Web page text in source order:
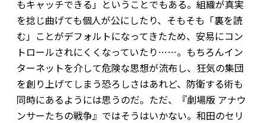
もキャッチできる」ということでもある。組織が真実
を捻じ曲げても個人が公にしたり、そもそも「裏を読
む」ことがデフォルトになってきたため、安易にコン
トロールされにくくなっていたり……。もちろんイン
ターネットを介して危険な思想が流布し、狂気の集団
を創り上げてしまう恐ろしさはあれど、防衛する術も
同時にあるようには思うのだ。ただ、『劇場版 アナウ
ンサーたちの戦争』ではそうはいかない。和田のセリ